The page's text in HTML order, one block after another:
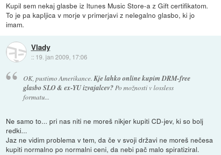
Kupil sem nekaj glasbe iz Itunes Music Store-a z Gift certifikatom.
To je pa kapljica v morje v primerjavi z nelegalno glasbo, ki jo
imam.
Vlady
:: 19. jan 2009, 17:06
OK, pustimo Amerikance. Kje lahko online kupim DRM-free
glasbo SLO & ex-YU izvajalcev?Po možnosti v lossless
formatu...
Ne samo to... pri nas niti ne moreš nikjer kupiti CD-jev, ki so bolj
redki...
Jaz ne vidim problema v tem, da če v svoji državi ne moreš nečesa
kupiti normalno po normalni ceni, da nebi pač malo spiratiziral.